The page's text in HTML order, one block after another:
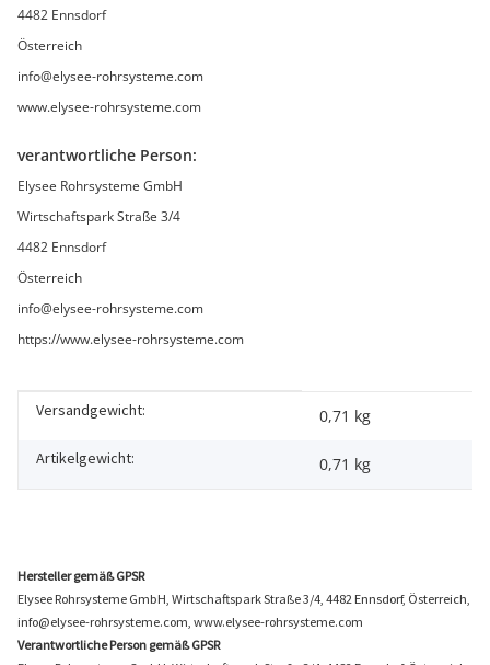
4482 Ennsdorf
Österreich
info@elysee-rohrsysteme.com
www.elysee-rohrsysteme.com
verantwortliche Person:
Elysee Rohrsysteme GmbH
Wirtschaftspark Straße 3/4
4482 Ennsdorf
Österreich
info@elysee-rohrsysteme.com
https://www.elysee-rohrsysteme.com
Produkteigenschaft
Wert
Versandgewicht: 0,71 kg
Artikelgewicht: 0,71 kg
Hersteller gemäß GPSR
Elysee Rohrsysteme GmbH, Wirtschaftspark Straße 3/4, 4482 Ennsdorf, Österreich,
info@elysee-rohrsysteme.com, www.elysee-rohrsysteme.com
Verantwortliche Person gemäß GPSR